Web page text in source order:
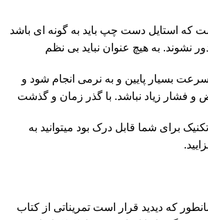
که استایل دست چپ باید به گونه ای باشد
نشوند. به هیچ عنوان نباید بی نظم
بسیار پایین و به نرمی انجام شود و
و فشار زیاد نباشد. با گذر زمان و گذشت
برای شما قابل درک بود میتوانید به
که دیدید قرار است تمریناتی از کتاب